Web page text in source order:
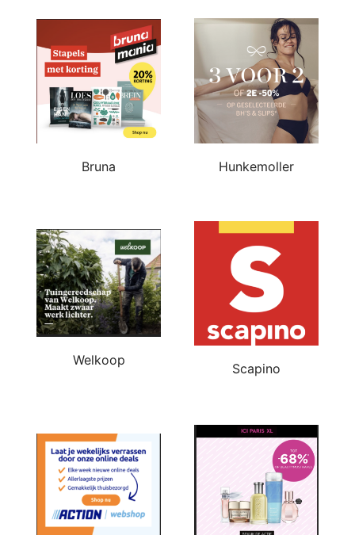
Bruna Hunkemoller
Welkoop
Scapino